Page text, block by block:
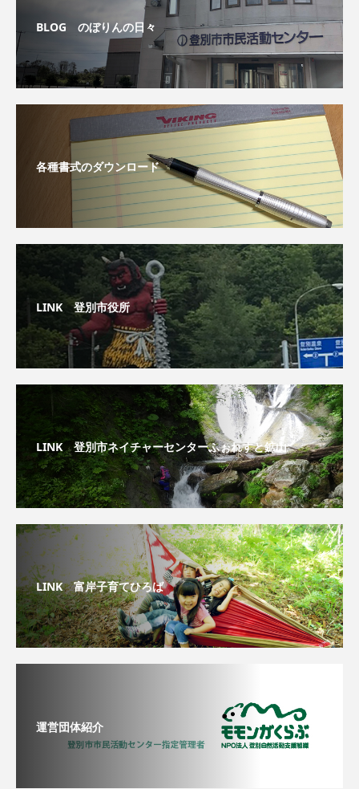
BLOG のぼりんの日々
各種書式のダウンロード
LINK 登別市役所
LINK 登別市ネイチャーセンターふぉれすと鉱山
LINK 富岸子育てひろば
運営団体紹介